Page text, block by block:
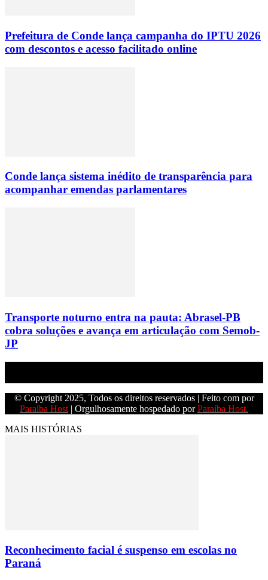
Prefeitura de Conde lança campanha do IPTU 2026
com descontos e acesso facilitado online
Conde lança sistema inédito de transparência para
acompanhar emendas parlamentares
Transporte noturno entra na pauta: Abrasel-PB
cobra soluções e avança em articulação com Semob-
JP
© Copyright 2025, Todos os direitos reservados | Feito com por
Paraíba Host | Orgulhosamente hospedado porParaíba Host.
MAIS HISTÓRIAS
Reconhecimento facial é suspenso em escolas no
Paraná